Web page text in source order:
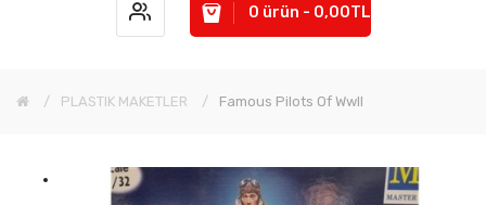
0 ürün - 0,00TL
PLASTIK MAKETLER Famous Pilots Of WwII